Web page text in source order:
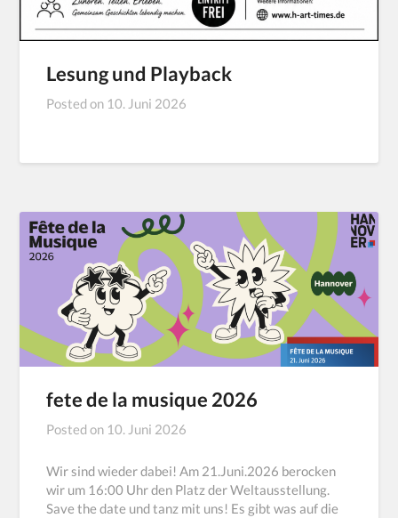
Lesung und Playback
Posted on 10. Juni 2026
fete de la musique 2026
Posted on 10. Juni 2026
Wir sind wieder dabei! Am 21.Juni.2026 berocken
wir um 16:00 Uhr den Platz der Weltausstellung.
Save the date und tanz mit uns! Es gibt was auf die